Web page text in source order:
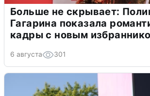
Больше не скрывает:
Гагарина показала
кадры с новым
6 августа 301